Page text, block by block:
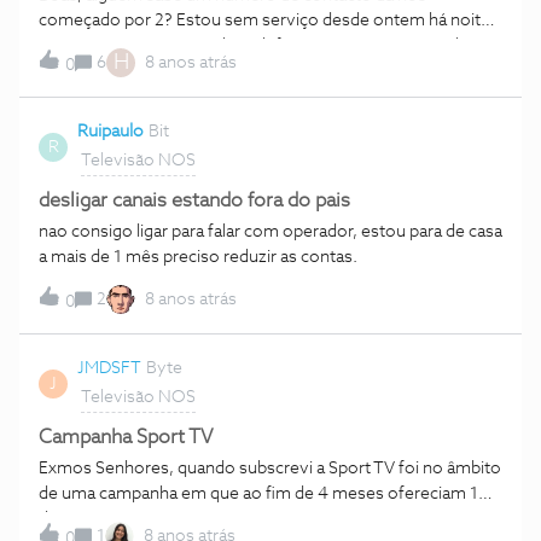
começado por 2? Estou sem serviço desde ontem há noite,
os canais param não tenho telefone e nem internet! Aí há 2
meses tive com um problema parecido telefonei para eles
(16990) com um telemóvel da meo que é o que tenho e só
para me dizerem que havia uma avaria aqui na zona paguei
quase 10€
0 6 H 8 anos atrás
R
Ruipaulo Bit
Televisão NOS
desligar canais estando fora do pais
nao consigo ligar para falar com operador, estou para de casa
a mais de 1 mês preciso reduzir as contas.
0 2 8 anos atrás
J
JMDSFT
Byte
Televisão NOS
Campanha Sport TV
Exmos Senhores, quando subscrevi a Sport TV foi no âmbito
de uma campanha em que ao fim de 4 meses ofereciam 1
dos meses. Acontece que após 4 meses continuei a
1 8 anos atrás